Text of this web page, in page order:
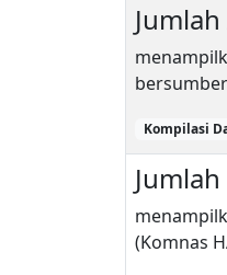
Kompilasi
(Komnas